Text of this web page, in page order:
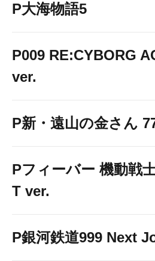
P大海物語5
P009 RE:CYBORG
ver.
P新・遠山の金さん
Pフィーバー 機動戦
T ver.
P銀河鉄道999 Next